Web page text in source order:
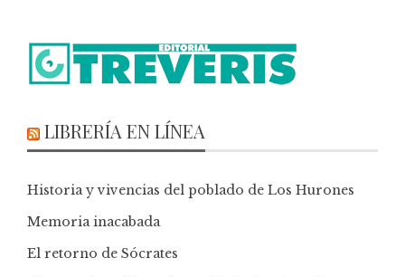
LIBRERÍA EN LÍNEA
Historia y vivencias del poblado de Los Hurones
Memoria inacabada
El retorno de Sócrates